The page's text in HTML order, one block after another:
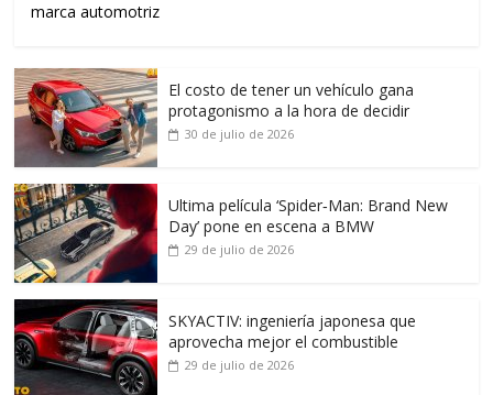
marca automotriz
El costo de tener un vehículo gana
protagonismo a la hora de decidir
30 de julio de 2026
Ultima película ‘Spider‑Man: Brand New
Day’ pone en escena a BMW
29 de julio de 2026
SKYACTIV: ingeniería japonesa que
aprovecha mejor el combustible
29 de julio de 2026